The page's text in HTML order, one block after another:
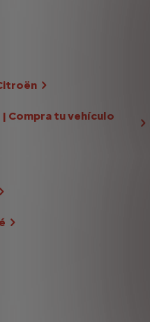
Compra tu vehículo